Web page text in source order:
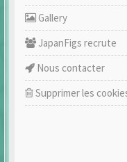
Gallery
JapanFigs recrute
Nous contacter
Supprimer les